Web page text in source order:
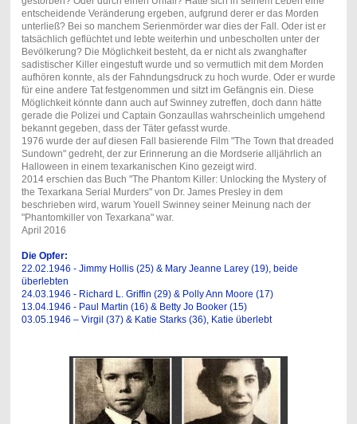
entscheidende Veränderung ergeben, aufgrund derer er das Morden
unterließ? Bei so manchem Serienmörder war dies der Fall. Oder ist er
tatsächlich geflüchtet und lebte weiterhin und unbescholten unter der
Bevölkerung? Die Möglichkeit besteht, da er nicht als zwanghafter
sadistischer Killer eingestuft wurde und so vermutlich mit dem Morden
aufhören konnte, als der Fahndungsdruck zu hoch wurde. Oder er wurde
für eine andere Tat festgenommen und sitzt im Gefängnis ein. Diese
Möglichkeit könnte dann auch auf Swinney zutreffen, doch dann hätte
gerade die Polizei und Captain Gonzaullas wahrscheinlich umgehend
bekannt gegeben, dass der Täter gefasst wurde.
1976 wurde der auf diesen Fall basierende Film "The Town that dreaded
Sundown" gedreht, der zur Erinnerung an die Mordserie alljährlich an
Halloween in einem texarkanischen Kino gezeigt wird.
2014 erschien das Buch "The Phantom Killer: Unlocking the Mystery of
the Texarkana Serial Murders" von Dr. James Presley in dem
beschrieben wird, warum Youell Swinney seiner Meinung nach der
"Phantomkiller von Texarkana" war.
April 2016
Die Opfer:
22.02.1946 - Jimmy Hollis (25) & Mary Jeanne Larey (19), beide
überlebten
24.03.1946 - Richard L. Griffin (29) & Polly Ann Moore (17)
13.04.1946 - Paul Martin (16) & Betty Jo Booker (15)
03.05.1946 – Virgil (37) & Katie Starks (36), Katie überlebt